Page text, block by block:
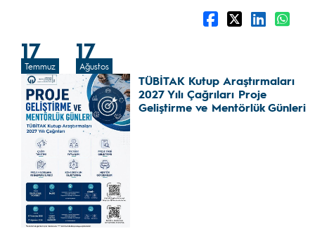
17
Temmuz
17
Ağustos
TÜBİTAK Kutup Araştırmaları
2027 Yılı Çağrıları Proje
Geliştirme ve Mentörlük Günleri